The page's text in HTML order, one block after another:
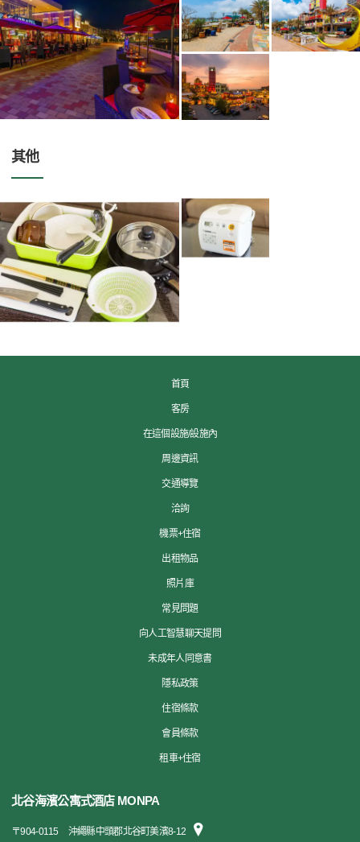
其他
首頁
客房
在這個設施/設施內
周邊資訊
交通導覽
洽詢
機票+住宿
出租物品
照片庫
常見問題
向人工智慧聊天提問
未成年人同意書
隱私政策
住宿條款
會員條款
租車+住宿
北谷海濱公寓式酒店 MONPA
〒904-0115 沖繩縣中頭郡北谷町美濱8-12